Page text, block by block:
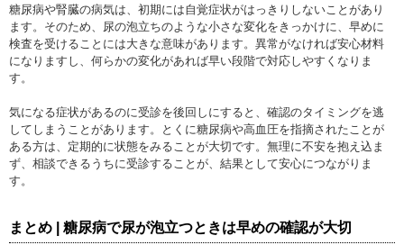
糖尿病や腎臓の病気は、初期には自覚症状がはっきりしないことがあり
ます。そのため、尿の泡立ちのような小さな変化をきっかけに、早めに
検査を受けることには大きな意味があります。異常がなければ安心材料
になりますし、何らかの変化があれば早い段階で対応しやすくなりま
す。
気になる症状があるのに受診を後回しにすると、確認のタイミングを逃
してしまうことがあります。とくに糖尿病や高血圧を指摘されたことが
ある方は、定期的に状態をみることが大切です。無理に不安を抱え込ま
ず、相談できるうちに受診することが、結果として安心につながりま
す。
まとめ | 糖尿病で尿が泡立つときは早めの確認が大切